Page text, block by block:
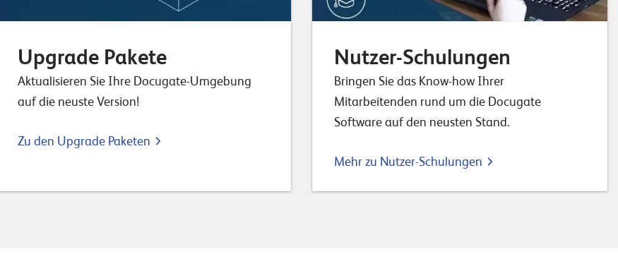
Upgrade Pakete
Aktualisieren Sie Ihre Docugate-Umgebung
auf die neuste Version!
Zu den Upgrade Paketen
Nutzer-Schulungen
Bringen Sie das Know-how Ihrer
Mitarbeitenden rund um die Docugate
Software auf den neusten Stand.
Mehr zu Nutzer-Schulungen